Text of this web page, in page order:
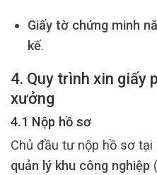
Giấy tờ chứng minh
kế.
4. Quy trình xin giấy
xưởng
4.1 Nộp hồ sơ
Chủ đầu tư nộp hồ sơ tại
quản lý khu công nghiệp